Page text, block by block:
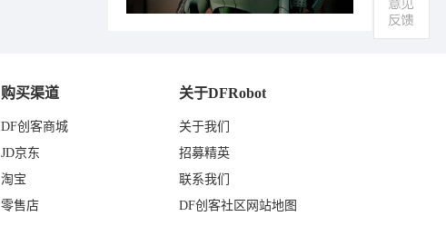
购买渠道
DF创客商城
JD京东
淘宝
零售店
关于DFRobot
关于我们
招募精英
联系我们
DF创客社区网站地图